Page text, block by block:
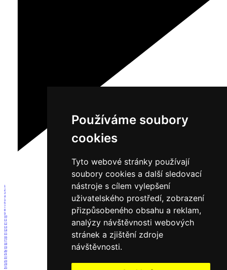
Používáme soubory
cookies
Tyto webové stránky používají
soubory cookies a další sledovací
nástroje s cílem vylepšení
uživatelského prostředí, zobrazení
přizpůsobeného obsahu a reklam,
analýzy návštěvnosti webových
stránek a zjištění zdroje
návštěvnosti.
1
2
3
4
5
6
7
8
9
10
11
12
13
14
15
16
17
18
19
20
21
22
23
24
25